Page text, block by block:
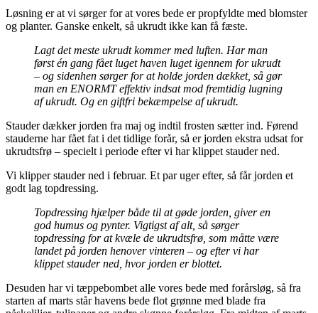
Løsning er at vi sørger for at vores bede er propfyldte med blomster
og planter. Ganske enkelt, så ukrudt ikke kan få fæste.
Lagt det meste ukrudt kommer med luften. Har man
først én gang fået luget haven luget igennem for ukrudt
– og sidenhen sørger for at holde jorden dækket, så gør
man en ENORMT effektiv indsat mod fremtidig lugning
af ukrudt. Og en giftfri bekæmpelse af ukrudt.
Stauder dækker jorden fra maj og indtil frosten sætter ind. Førend
stauderne har fået fat i det tidlige forår, så er jorden ekstra udsat for
ukrudtsfrø – specielt i periode efter vi har klippet stauder ned.
Vi klipper stauder ned i februar. Et par uger efter, så får jorden et
godt lag topdressing.
Topdressing hjælper både til at gøde jorden, giver en
god humus og pynter. Vigtigst af alt, så sørger
topdressing for at kvæle de ukrudtsfrø, som måtte være
landet på jorden henover vinteren – og efter vi har
klippet stauder ned, hvor jorden er blottet.
Desuden har vi tæppebombet alle vores bede med forårsløg, så fra
starten af marts står havens bede flot grønne med blade fra